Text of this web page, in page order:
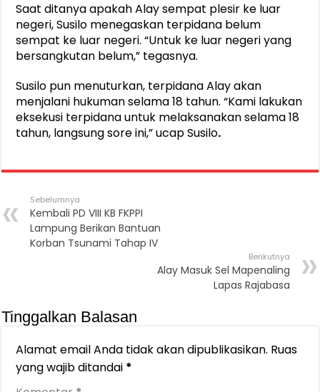
Saat ditanya apakah Alay sempat plesir ke luar
negeri, Susilo menegaskan terpidana belum
sempat ke luar negeri. “Untuk ke luar negeri yang
bersangkutan belum,” tegasnya.
Susilo pun menuturkan, terpidana Alay akan
menjalani hukuman selama 18 tahun. “Kami lakukan
eksekusi terpidana untuk melaksanakan selama 18
tahun, langsung sore ini,” ucap Susilo.
Sebelumnya
Kembali PD VIII KB FKPPI
Lampung Berikan Bantuan
Korban Tsunami Tahap IV
Berikutnya
Alay Masuk Sel Mapenaling
Lapas Rajabasa
Tinggalkan Balasan
Alamat email Anda tidak akan dipublikasikan. Ruas
yang wajib ditandai *